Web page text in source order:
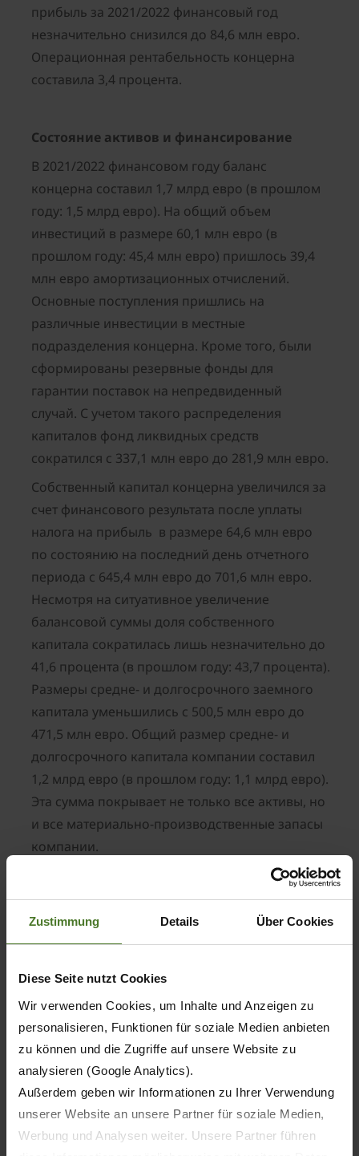
Zustimmung Details Über Cookies
Diese Seite nutzt Cookies
Wir verwenden Cookies, um Inhalte und Anzeigen zu
personalisieren, Funktionen für soziale Medien anbieten
zu können und die Zugriffe auf unsere Website zu
analysieren (Google Analytics).
Außerdem geben wir Informationen zu Ihrer Verwendung
unserer Website an unsere Partner für soziale Medien,
Werbung und Analysen weiter. Unsere Partner führen
прибыль за 2021/2022 финансовый год
незначительно снизился до 84,6 млн евро.
Операционная рентабельность концерна
составила 3,4 процента.
Состояние активов и финансирование
В 2021/2022 финансовом году баланс
концерна составил 1,7 млрд евро (в прошлом
году: 1,5 млрд евро). На общий объем
инвестиций в размере 60,1 млн евро (в
прошлом году: 45,4 млн евро) пришлось 39,4
млн евро амортизационных отчислений.
Основные поступления пришлись на
различные инвестиции в местные
подразделения концерна. Кроме того, были
сформированы резервные фонды для
гарантии поставок на непредвиденный
случай. С учетом такого распределения
капиталов фонд ликвидных средств
сократился с 337,1 млн евро до 281,9 млн евро.
Собственный капитал концерна увеличился за
счет финансового результата после уплаты
налога на прибыль в размере 64,6 млн евро
по состоянию на последний день отчетного
периода с 645,4 млн евро до 701,6 млн евро.
Несмотря на ситуативное увеличение
балансовой суммы доля собственного
капитала сократилась лишь незначительно до
41,6 процента (в прошлом году: 43,7 процента).
Размеры средне- и долгосрочного заемного
капитала уменьшились с 500,5 млн евро до
471,5 млн евро. Общий размер средне- и
долгосрочного капитала компании составил
1,2 млрд евро (в прошлом году: 1,1 млрд евро).
Эта сумма покрывает не только все активы, но
и все материально-производственные запасы
компании.
Персонал
Средняя численность (штатного) персонала
2021/2022 финансовом году увеличилась на 6,1
процента и составила 5 768 человек (в
прошлом году: 5 438 человек). В это число
входят 261 обучающийся (в прошлом году: 266
человек). Рост численности персонала
объясняется, прежде всего, расширением
направлений деятельности концерна. Krone
как семейное предприятие в четвертом